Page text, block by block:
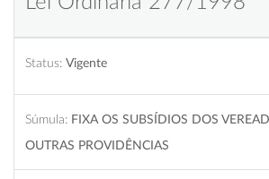
Status: Vigente
Súmula: FIXA OS SUBSÍDIOS DOS
OUTRAS PROVIDÊNCIAS